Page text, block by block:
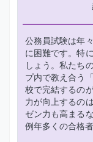
公務員試験は年
に困難です。特
しょう。私たち
プ内で教え合う
校で完結するの
力が向上するの
ゼン力も高まる
例年多くの合格